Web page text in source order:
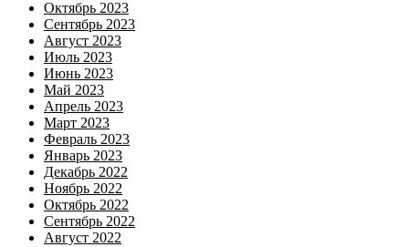
Октябрь 2023
Сентябрь 2023
Август 2023
Июль 2023
Июнь 2023
Май 2023
Апрель 2023
Март 2023
Февраль 2023
Январь 2023
Декабрь 2022
Ноябрь 2022
Октябрь 2022
Сентябрь 2022
Август 2022